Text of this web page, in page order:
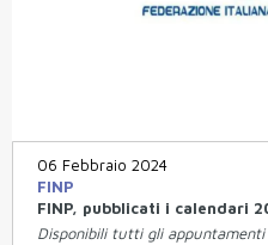
06 Febbraio 2024
FINP
FINP, pubblicati i calendari
Disponibili tutti gli